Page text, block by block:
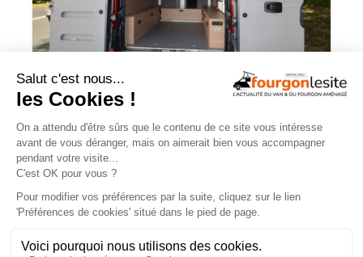
Pössl inaugure deux modèles à lit sur
soute réglable en hauteur